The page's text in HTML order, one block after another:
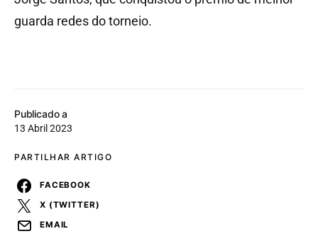
Publicado a
13 Abril 2023
PARTILHAR ARTIGO
FACEBOOK
X (TWITTER)
EMAIL
guarda redes do torneio.